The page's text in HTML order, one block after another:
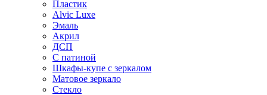
Пластик
Alvic Luxe
Эмаль
Акрил
ДСП
С патиной
Шкафы-купе с зеркалом
Матовое зеркало
Стекло